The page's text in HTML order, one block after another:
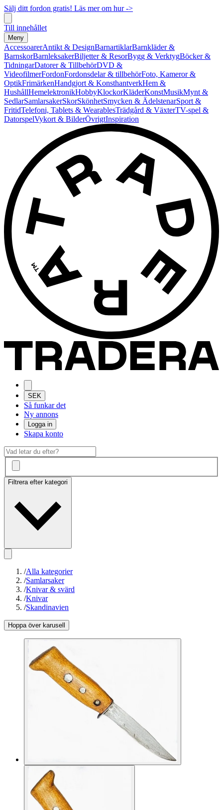
Sälj ditt fordon gratis! Läs mer om hur ->
Till innehållet
Meny
AccessoarerAntikt & DesignBarnartiklarBarnkläder &
BarnskorBarnleksakerBiljetter & ResorBygg & VerktygBöcker &
TidningarDatorer & TillbehörDVD &
VideofilmerFordonFordonsdelar & tillbehörFoto, Kameror &
OptikFrimärkenHandgjort & KonsthantverkHem &
HushållHemelektronikHobbyKlockorKläderKonstMusikMynt &
SedlarSamlarsakerSkorSkönhetSmycken & ÄdelstenarSport &
FritidTelefoni, Tablets & WearablesTrädgård & VäxterTV-spel &
DatorspelVykort & BilderÖvrigtInspiration
SEK
Så funkar det
Ny annons
Logga in
Skapa konto
Filtrera efter kategori
/Alla kategorier
/Samlarsaker
/Knivar & svärd
/Knivar
/Skandinavien
Hoppa över karusell